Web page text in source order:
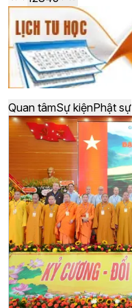
Quan tâmSự kiệnPhật sự